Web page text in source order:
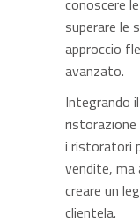
conoscere
superare le
approccio
avanzato.
Integrando
ristorazione
i ristoratori
vendite, ma
creare un
clientela.